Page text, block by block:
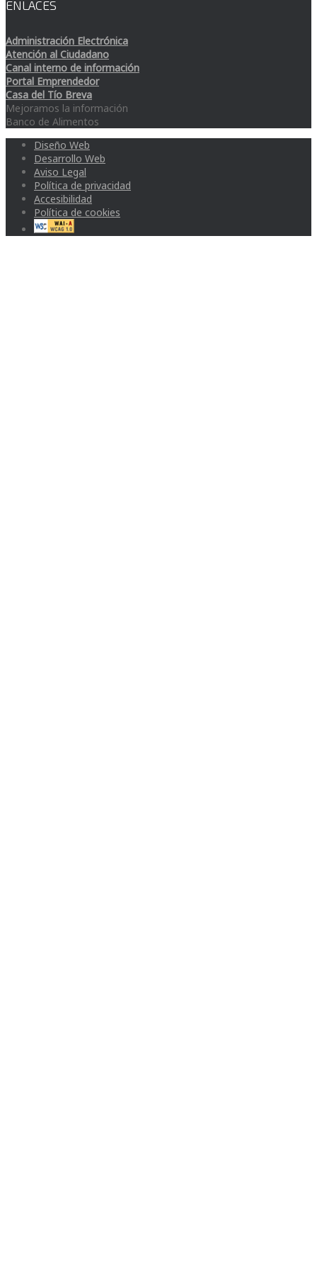
ENLACES
Administración Electrónica
Atención al Ciudadano
Canal interno de información
Portal Emprendedor
Casa del Tío Breva
Mejoramos la información
Banco de Alimentos
Diseño Web
Desarrollo Web
Aviso Legal
Política de privacidad
Accesibilidad
Política de cookies